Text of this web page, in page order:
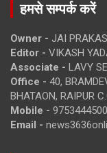
हमसे सम्पर्क करें
Owner - JAI
Editor - VIKASH
Associate - LAVY
Office - 40,
BHATAON, RAIPUR
Mobile - 9753444500
Email -